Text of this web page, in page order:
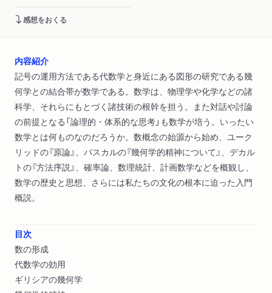
感想をおくる
内容紹介
記号の運用方法である代数学と身近にある図形の研究である幾
何学との結合帯が数学である。数学は、物理学や化学などの諸
科学、それらにもとづく諸技術の根幹を担う。また対話や討論
の前提となる「論理的・体系的な思考」も数学が培う。いったい
数学とは何ものなのだろうか。数概念の始源から始め、ユーク
リッドの『原論』、パスカルの『幾何学的精神について』、デカル
トの『方法序説』、確率論、数理統計、計画数学などを概観し、
数学の歴史と思想、さらには私たちの文化の根本に迫った入門
概説。
目次
数の形成
代数学の効用
ギリシアの幾何学